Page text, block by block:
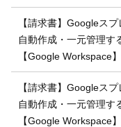
【請求書】Googleス
自動作成・一元管理す
【Google Workspace】
【請求書】Googleス
自動作成・一元管理す
【Google Workspace】